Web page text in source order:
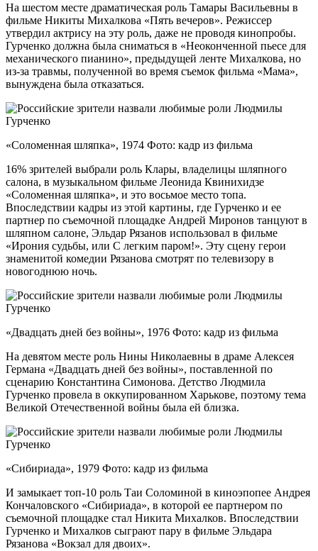
На шестом месте драматическая роль Тамары Васильевны в
фильме Никиты Михалкова «Пять вечеров». Режиссер
утвердил актрису на эту роль, даже не проводя кинопробы.
Гурченко должна была сниматься в «Неоконченной пьесе для
механического пианино», предыдущей ленте Михалкова, но
из-за травмы, полученной во время съемок фильма «Мама»,
вынуждена была отказаться.
«Соломенная шляпка», 1974 Фото: кадр из фильма
16% зрителей выбрали роль Клары, владелицы шляпного
салона, в музыкальном фильме Леонида Квинихидзе
«Соломенная шляпка», и это восьмое место топа.
Впоследствии кадры из этой картины, где Гурченко и ее
партнер по съемочной площадке Андрей Миронов танцуют в
шляпном салоне, Эльдар Рязанов использовал в фильме
«Ирония судьбы, или С легким паром!». Эту сцену герои
знаменитой комедии Рязанова смотрят по телевизору в
новогоднюю ночь.
«Двадцать дней без войны», 1976 Фото: кадр из фильма
На девятом месте роль Нины Николаевны в драме Алексея
Германа «Двадцать дней без войны», поставленной по
сценарию Константина Симонова. Детство Людмила
Гурченко провела в оккупированном Харькове, поэтому тема
Великой Отечественной войны была ей близка.
«Сибириада», 1979 Фото: кадр из фильма
И замыкает топ-10 роль Таи Соломиной в киноэпопее Андрея
Кончаловского «Сибириада», в которой ее партнером по
съемочной площадке стал Никита Михалков. Впоследствии
Гурченко и Михалков сыграют пару в фильме Эльдара
Рязанова «Вокзал для двоих».